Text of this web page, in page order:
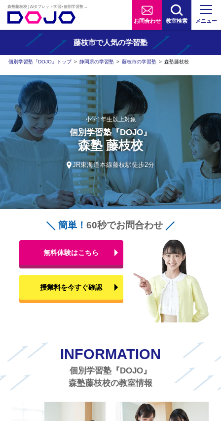
お問合わせ 教室検索 メニュー
藤枝市で人気の学習塾
個別学習塾『DOJO』トップ > 静岡県の学習塾 > 藤枝市の学習塾 > 森塾藤枝校
小学1年生以上対象
個別学習塾『DOJO』
森塾 藤枝校
JR東海道本線藤枝駅徒歩2分
簡単！ 60秒でお問合わせ
無料体験はこちら
授業料を今すぐ確認
INFORMATION
個別学習塾『DOJO』
森塾藤枝校の教室情報